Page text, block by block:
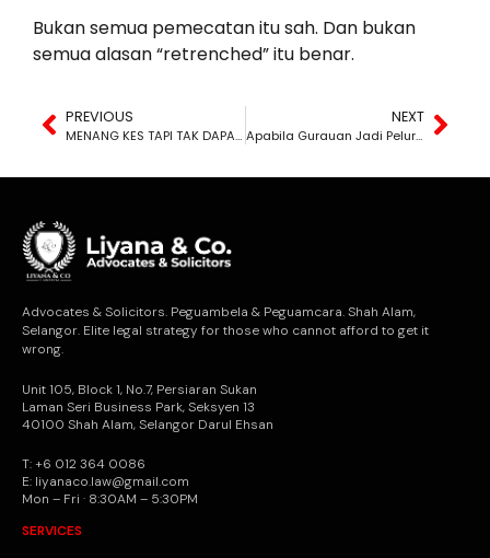
Bukan semua pemecatan itu sah. Dan bukan
semua alasan “retrenched” itu benar.
PREVIOUS
MENANG KES TAPI TAK DAPAT KOS GUAMAN
NEXT
Apabila Gurauan Jadi Peluru Undang-Undang
Advocates & Solicitors. Peguambela & Peguamcara. Shah Alam,
Selangor. Elite legal strategy for those who cannot afford to get it
wrong.
Unit 105, Block 1, No.7, Persiaran Sukan
Laman Seri Business Park, Seksyen 13
40100 Shah Alam, Selangor Darul Ehsan
T: +6 012 364 0086
E: liyanaco.law@gmail.com
Mon – Fri · 8:30AM – 5:30PM
SERVICES